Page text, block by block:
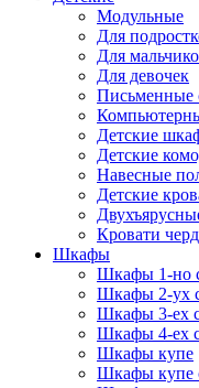
Модульные
Для
Для
Для девочек
Письменные
Детские
Детские
Навесные
Детские
Кровати
Шкафы
Шкафы 1-но
Шкафы 2-ух
Шкафы 3-ех
Шкафы 4-ех
Шкафы купе
Шкафы купе